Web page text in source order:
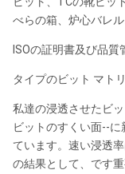
べらの箱、炉心バレル
ISOの証明書及び品質
タイプのビット マト
私達の浸透させたビ
ビットのすくい面--
ています。速い浸透
の結果として、です